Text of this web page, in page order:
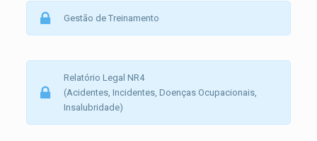
Gestão de Treinamento
Relatório Legal NR4
(Acidentes, Incidentes, Doenças Ocupacionais,
Insalubridade)